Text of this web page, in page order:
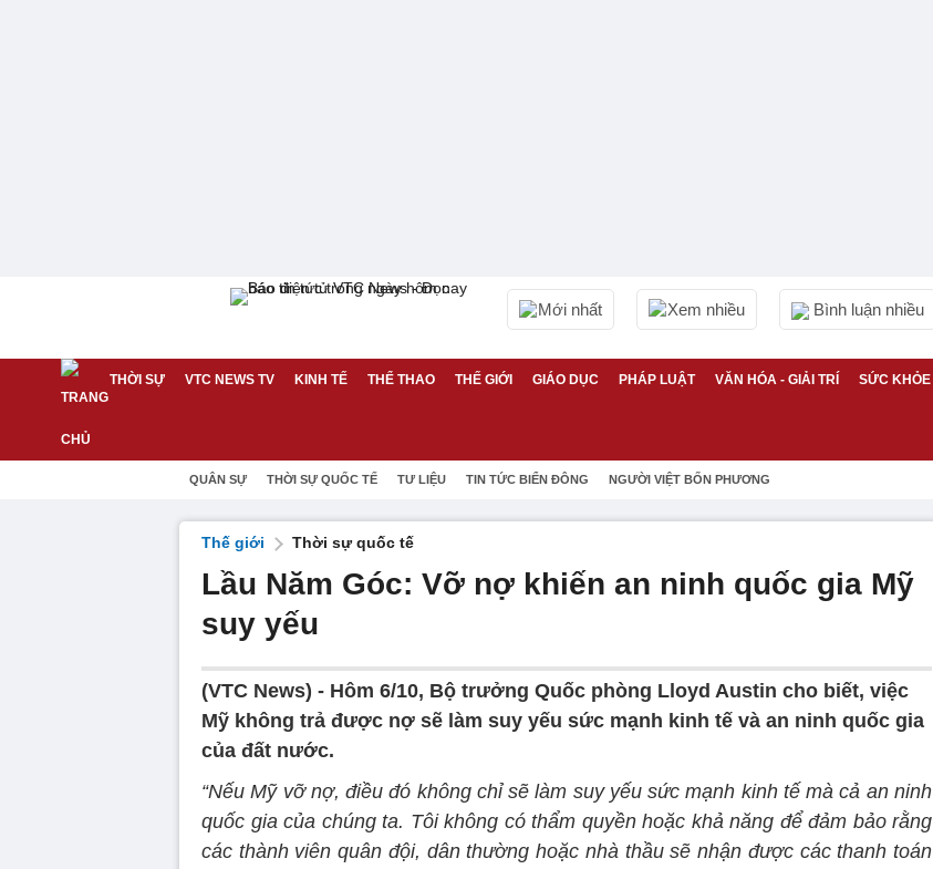
Mới nhất Xem nhiều Bình luận nhiều
THỜI SỰ VTC NEWS TV KINH TẾ THỂ THAO THẾ GIỚI GIÁO DỤC PHÁP LUẬT VĂN HÓA - GIẢI TRÍ SỨC KHỎE
QUÂN SỰ THỜI SỰ QUỐC TẾ TƯ LIỆU TIN TỨC BIỂN ĐÔNG NGƯỜI VIỆT BỐN PHƯƠNG
Thế giới Thời sự quốc tế
Lầu Năm Góc: Vỡ nợ khiến an ninh quốc gia Mỹ
suy yếu
(VTC News) - Hôm 6/10, Bộ trưởng Quốc phòng Lloyd Austin cho biết, việc
Mỹ không trả được nợ sẽ làm suy yếu sức mạnh kinh tế và an ninh quốc gia
của đất nước.
“Nếu Mỹ vỡ nợ, điều đó không chỉ sẽ làm suy yếu sức mạnh kinh tế mà cả an ninh
quốc gia của chúng ta. Tôi không có thẩm quyền hoặc khả năng để đảm bảo rằng
các thành viên quân đội, dân thường hoặc nhà thầu sẽ nhận được các thanh toán